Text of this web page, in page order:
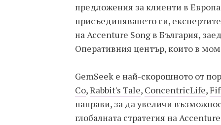
предложения за клиенти в
присъединяването си,
на Accenture Song в България,
Оперативния център, които в
GemSeek е най-скорошното от
Co,Rabbit's Tale, ConcentricLife,
направи, за да увеличи
глобалната стратегия на